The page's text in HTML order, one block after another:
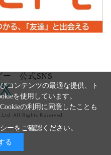
ー 公式SNS
All Rights Reserved.
コンテンツの最適な提供、ト
を使用しています。
の利用に同意したことも
ーをご確認ください。
る